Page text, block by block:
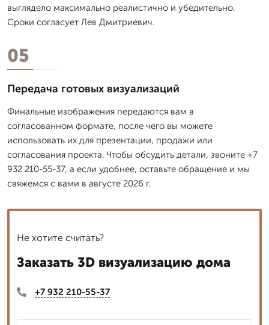
выглядело максимально реалистично и убедительно.
Сроки согласует Лев Дмитpиевич.
05
Передача готовых визуализаций
Финальные изображения передаются вам в
согласованном формате, после чего вы можете
использовать их для презентации, продажи или
согласования проекта. Чтобы обсудить детали, звоните +7
932 210-55-37, а если удобнее, оставьте обращение и мы
свяжемся с вами в августе 2026 г.
Не хотите считать?
Заказать 3D визуализацию дома
+7 932 210-55-37